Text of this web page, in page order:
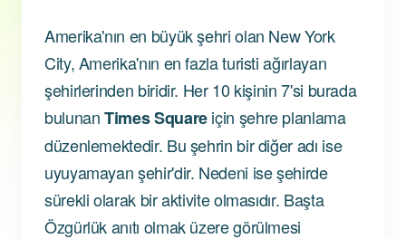
Amerika'nın en büyük şehri olan New York
City, Amerika'nın en fazla turisti ağırlayan
şehirlerinden biridir. Her 10 kişinin 7'si burada
bulunanTimes Squareiçin şehre planlama
düzenlemektedir. Bu şehrin bir diğer adı ise
uyuyamayan şehir'dir. Nedeni ise şehirde
sürekli olarak bir aktivite olmasıdır. Başta
Özgürlük anıtı olmak üzere görülmesi